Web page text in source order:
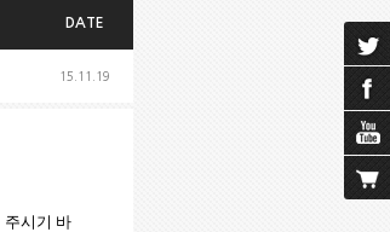
DATE
15.11.19
주시기 바